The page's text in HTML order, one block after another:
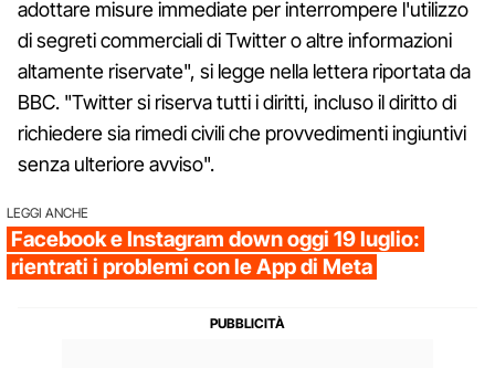
adottare misure immediate per interrompere l'utilizzo
di segreti commerciali di Twitter o altre informazioni
altamente riservate", si legge nella lettera riportata da
BBC. "Twitter si riserva tutti i diritti, incluso il diritto di
richiedere sia rimedi civili che provvedimenti ingiuntivi
senza ulteriore avviso".
LEGGI ANCHE
Facebook e Instagram down oggi 19 luglio:
rientrati i problemi con le App di Meta